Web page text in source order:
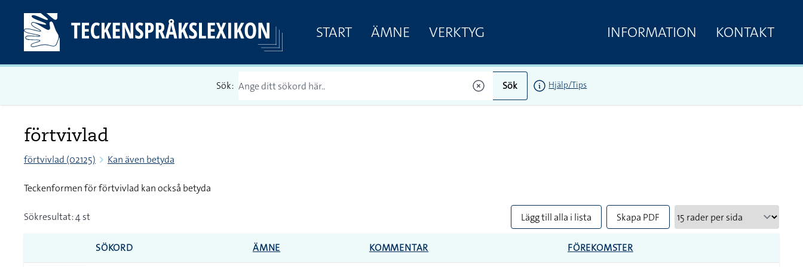
START ÄMNE VERKTYG INFORMATION KONTAKT
Sök: Sök Hjälp/Tips
förtvivlad
förtvivlad (02125) Kan även betyda
Teckenformen för förtvivlad kan också betyda
Sökresultat: 4 st Lägg till alla i lista Skapa PDF
SÖKORD ÄMNE KOMMENTAR FÖREKOMSTER